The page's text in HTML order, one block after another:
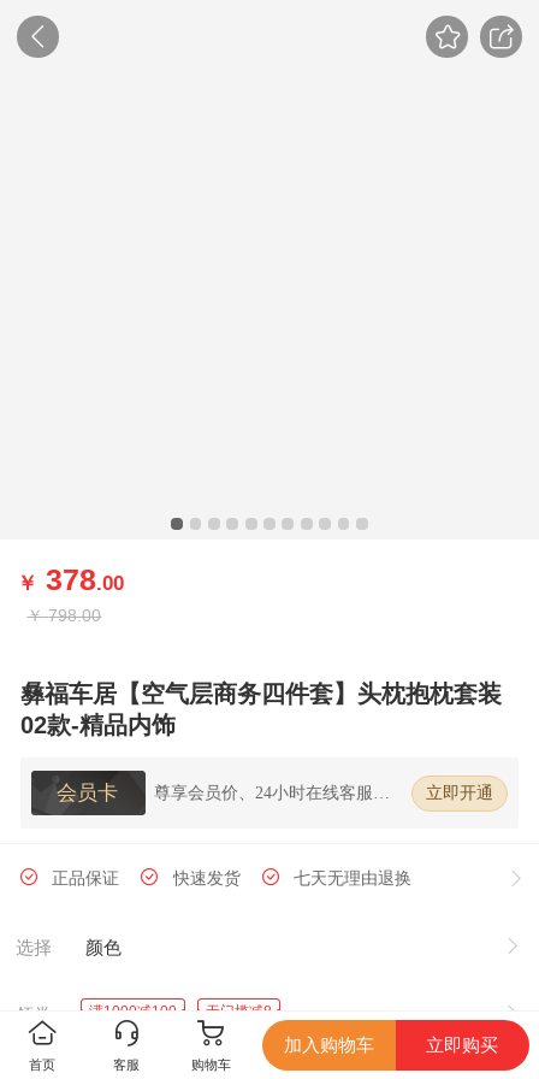
￥ 378.00
￥ 798.00
彝福车居【空气层商务四件套】头枕抱枕套装
02款-精品内饰
会员卡
尊享会员价、24小时在线客服、7
立即开通
正品保证 快速发货 七天无理由退换
选择 颜色
领券 满1000减100 无门槛减8
首页 客服 购物车
加入购物车 立即购买